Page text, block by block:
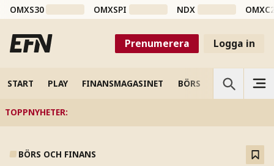
OMXS30 OMXSPI NDX
Prenumerera Logga in
START PLAY FINANSMAGASINET BÖRS VETENSKAP
TOPPNYHETER:
BÖRS OCH FINANS